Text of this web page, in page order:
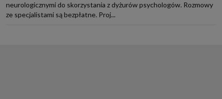
neurologicznymi do skorzystania z dyżurów psychologów. Rozmowy
ze specjalistami są bezpłatne. Proj...